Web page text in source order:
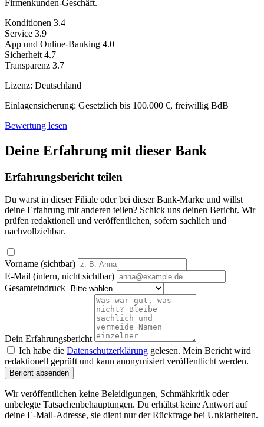
Firmenkunden-Geschäft.
Konditionen 3.4
Service 3.9
App und Online-Banking 4.0
Sicherheit 4.7
Transparenz 3.7
Lizenz: Deutschland
Einlagensicherung: Gesetzlich bis 100.000 €, freiwillig BdB
Bewertung lesen
Deine Erfahrung mit dieser Bank
Erfahrungsbericht teilen
Du warst in dieser Filiale oder bei dieser Bank-Marke und willst
deine Erfahrung mit anderen teilen? Schick uns deinen Bericht. Wir
prüfen redaktionell und veröffentlichen, sofern sachlich und
nachvollziehbar.
Vorname (sichtbar)
E-Mail (intern, nicht sichtbar)
Gesamteindruck
Dein Erfahrungsbericht
Ich habe die Datenschutzerklärung gelesen. Mein Bericht wird
redaktionell geprüft und kann anonymisiert veröffentlicht werden.
Bericht absenden
Wir veröffentlichen keine Beleidigungen, Schmähkritik oder
unbelegte Tatsachenbehauptungen. Du erhältst keine Antwort auf
deine E-Mail-Adresse, sie dient nur der Rückfrage bei Unklarheiten.